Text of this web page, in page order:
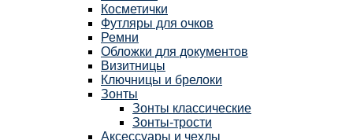
Косметички
Футляры для очков
Ремни
Обложки для документов
Визитницы
Ключницы и брелоки
Зонты
Зонты классические
Зонты-трости
Аксессуары и чехлы